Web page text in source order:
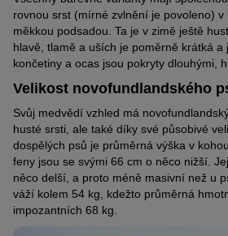
rovnou srst (mírné zvlnění je povoleno) v
měkkou podsadou. Ta je v zimě ještě
hlavě, tlamě a uších je poměrně krátká
končetiny a ocas jsou pokryty dlouhými,
Velikost novofundlandského
Svůj medvědí vzhled má
husté srsti, ale také díky své působivé
dospělých psů je průměrná výška v
feny jsou se svými 66 cm o něco nižší.
něco delší, a proto méně masivní než u
váží kolem 54 kg, kdežto průměrná
impozantních 68 kg.